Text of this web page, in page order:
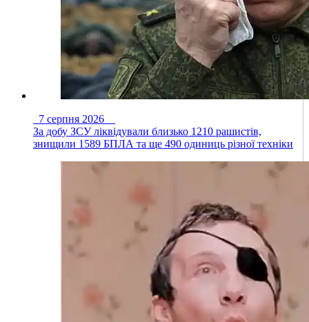
7 серпня 2026
За добу ЗСУ ліквідували близько 1210 рашистів,
знищили 1589 БПЛА та ще 490 одиниць різної техніки